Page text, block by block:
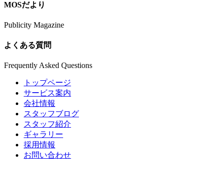
MOSだより
Publicity Magazine
よくある質問
Frequently Asked Questions
トップページ
サービス案内
会社情報
スタッフブログ
スタッフ紹介
ギャラリー
採用情報
お問い合わせ